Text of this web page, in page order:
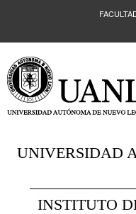
UNIVERSIDAD
INSTITUTO